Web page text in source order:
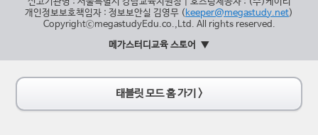
개인정보보호책임자 : 정보보안실 김영무 ( keeper@megastudy.net)
CopyrightⓒmegastudyEdu.co.,Ltd. All rights reserved.
메가스터디교육 스토어
태블릿 모드 홈 가기 >